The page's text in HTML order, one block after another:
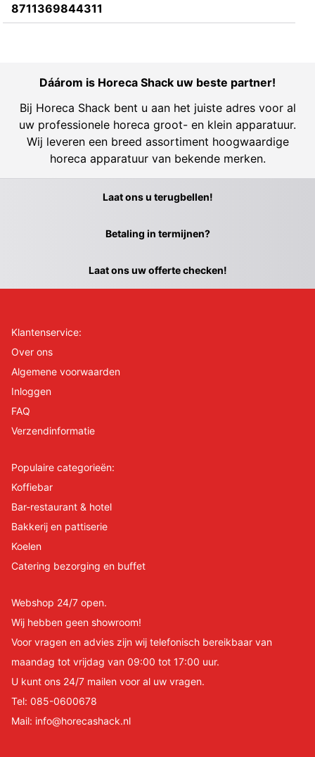
8711369844311
Dáárom is Horeca Shack uw beste partner!
Bij Horeca Shack bent u aan het juiste adres voor al
uw professionele horeca groot- en klein apparatuur.
Wij leveren een breed assortiment hoogwaardige
horeca apparatuur van bekende merken.
Laat ons u terugbellen!
Betaling in termijnen?
Laat ons uw offerte checken!
Klantenservice:
Over ons
Algemene voorwaarden
Inloggen
FAQ
Verzendinformatie
Populaire categorieën:
Koffiebar
Bar-restaurant & hotel
Bakkerij en pattiserie
Koelen
Catering bezorging en buffet
Webshop 24/7 open.
Wij hebben geen showroom!
Voor vragen en advies zijn wij telefonisch bereikbaar van
maandag tot vrijdag van 09:00 tot 17:00 uur.
U kunt ons 24/7 mailen voor al uw vragen.
Tel: 085-0600678
Mail: info@horecashack.nl